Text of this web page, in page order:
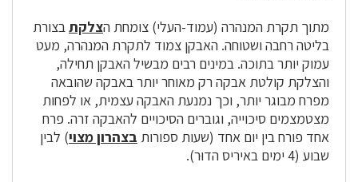
מתוך תקרת המנהרה (עמוד-העלי) צומחת הצלקתבצורת
בליטה רחבה ושטוחה. האבקן צמוד לתקרת המנהרה, מעט
עמוק יותר בתוכה. במינים רבים מבשיל האבקן תחילה,
והצלקת קולטת אבקה רק מאוחר יותר באבקה שהובאה
מפרח מבוגר יותר, וכך נמנעת האבקה עצמית, או לפחות
מצטמצמים סיכוייה, וגוברים הסיכויים להאבקה זרה. פרח
אחד פורח בין יום אחד (שעות ספורות בצהרון מצוי) לבין
שבוע (4 ימים באיריס הדוּר).